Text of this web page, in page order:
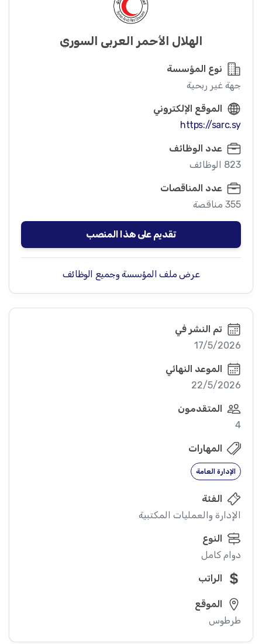
الهلال الأحمر العربي السوري
نوع المؤسسة
جهة غير ربحية
الموقع الإلكتروني
https://sarc.sy
عدد الوظائف
823 الوظائف
عدد المناقصات
355 مناقصة
تقديم على هذا المنصب
عرض ملف المؤسسة وجميع الوظائف
تم النشر في
17/5/2026
الموعد النهائي
22/5/2026
المتقدمون
4
المهارات
الإدارة العامة
الفئة
الإدارة والعمليات المكتبية
النوع
دوام كامل
الراتب
الموقع
طرطوس